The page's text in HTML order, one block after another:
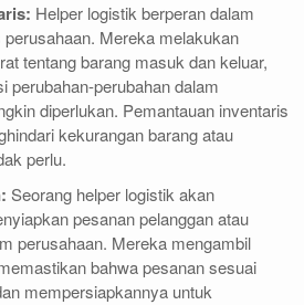
Helper logistik berperan dalam
Mereka melakukan
tentang barang masuk dan keluar,
perubahan-perubahan dalam
diperlukan. Pemantauan inventaris
kekurangan barang atau
perlu.
Seorang helper logistik akan
pesanan pelanggan atau
perusahaan. Mereka mengambil
bahwa pesanan sesuai
mempersiapkannya untuk